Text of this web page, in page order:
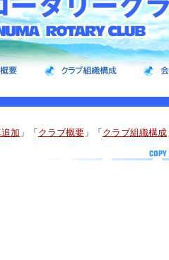
加 」「 クラブ概要 」「 クラブ組織構成